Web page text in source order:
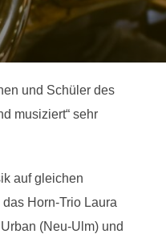
und Schüler des
musiziert“ sehr
auf gleichen
Horn-Trio Laura
(Neu-Ulm) und